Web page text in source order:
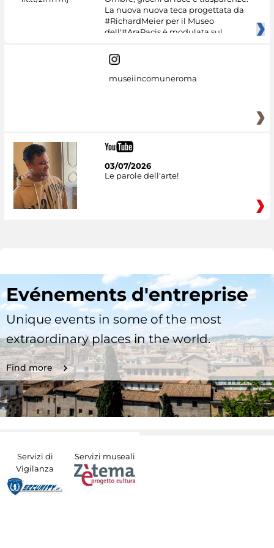
La nuova nuova teca progettata da
#RichardMeier per il Museo
dell'#AraPacis è modulata sul
museiincomuneroma
03/07/2026
Le parole dell'arte!
Evénements d'entreprise
Unique events in some of the most
extraordinary places in the world.
Find more
Servizi di
Vigilanza
Servizi museali